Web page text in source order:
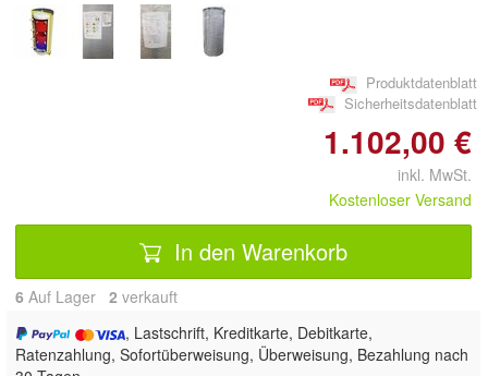
Produktdatenblatt
Sicherheitsdatenblatt
1.102,00 €
inkl. MwSt.
Kostenloser Versand
In den Warenkorb
6 Auf Lager 2 verkauft
, Lastschrift, Kreditkarte, Debitkarte,
Ratenzahlung, Sofortüberweisung, Überweisung, Bezahlung nach